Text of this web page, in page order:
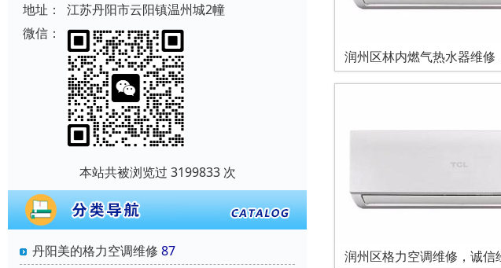
地址：
江苏丹阳市云阳镇温州城2幢
微信：
本站共被浏览过 3199833 次
丹阳美的格力空调维修 87
润州区林内燃气热水器维修
润州区格力空调维修，诚信